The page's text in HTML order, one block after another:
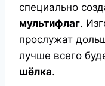
специально
мультифлаг.
прослужат
лучше всего
шёлка.